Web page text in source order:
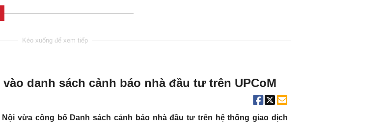
danh sách cảnh báo nhà đầu tư trên UPCoM
vừa công bố Danh sách cảnh báo nhà đầu tư trên hệ thống giao dịch